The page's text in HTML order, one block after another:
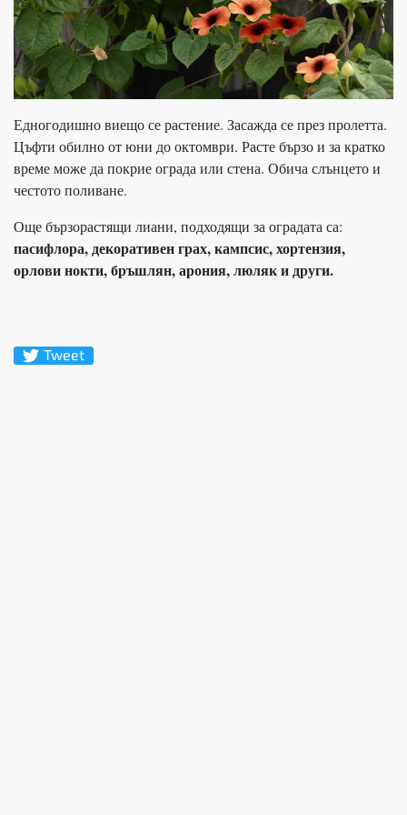
Едногодишно виещо се растение. Засажда се през пролетта.
Цъфти обилно от юни до октомври. Расте бързо и за кратко
време може да покрие ограда или стена. Обича слънцето и
честото поливане.
Още бързорастящи лиани, подходящи за оградата са:
пасифлора, декоративен грах, кампсис, хортензия,
орлови нокти, бръшлян, арония, люляк и други.
Tweet